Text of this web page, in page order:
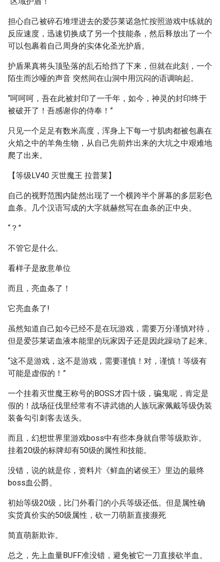
担心自己被碎石堆埋进去的爱莎莱诺急忙按照游戏中练就的
反应速度，迅速切换成了另一个技能条，然后释放出了一个
可以包裹着自己周身的实体化圣光护盾。
护盾果真将头顶坠落的乱石给挡了下来，但就在此刻，一个
陌生而沙哑的声音 突然间在山洞中用沉闷的语调响起。
“呵呵呵，吾在此被封印了一千年，如今，神灵的封印终于
被破开了！吾感谢你的侍奉！”
只见一个足足有数米高度，浑身上下每一寸肌肉都被包裹在
火焰之中的羊角生物，从自己先前炸出来的大坑之中艰难地
爬了出来。
【等级LV40 灭世魔王 拉普莱】
自己的视野范围内陡然出现了一个横跨半个屏幕的多层彩色
血条。几个汉语写成的大字就赫然写在血条的正中央。
“？”
不管它是什么。
看样子是敌意单位
而且，亮血条了！
它亮血条了!
虽然知道自己如今已经不是在玩游戏，需要万分谨慎对待，
但是爱莎莱诺血液本能里的玩家因子还是因此躁动了起来。
“这不是游戏，这不是游戏，需要谨慎！对，谨慎！等级有
可能是虚假的！”
一个挂着灭世魔王称号的BOSS才四十级，骗鬼呢，肯定是
假的！战场征伐里经常有不讲武德的人族玩家佩戴等级伪装
装备勾引刺客去送头。
而且，幻想世界里游戏boss中有些本身就自带等级欺诈。
挂着20级的标牌却有50级的属性和技能。
没错，说的就是你，资料片《鲜血的诸侯王》里边的最终
boss血公爵。
初始等级20级，比门外看门的小兵等级还低。但是属性确
实货真价实的50级属性，砍一刀萌新直接濒死
简直萌新欺诈。
总之，先上血量BUFF准没错，避免被它一刀直接砍半血。